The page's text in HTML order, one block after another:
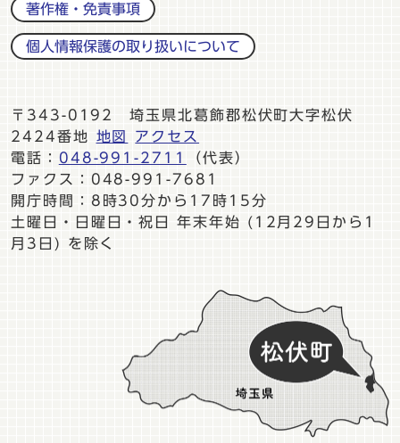
著作権・免責事項
個人情報保護の取り扱いについて
〒343-0192 埼玉県北葛飾郡松伏町大字松伏
2424番地
地図
アクセス
電話： 048-991-2711
（代表）
ファクス：048-991-7681
開庁時間：8時30分から17時15分
土曜日・日曜日・祝日 年末年始 (12月29日から1
月3日) を除く